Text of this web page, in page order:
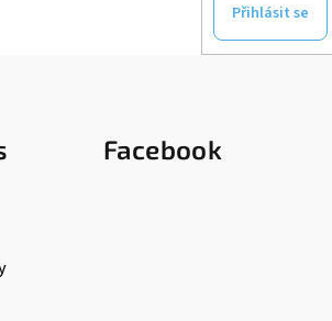
Přihlásit se
Facebook